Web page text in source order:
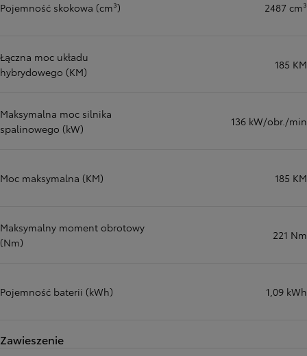
Pojemność skokowa (cm³) 2487 cm³
Łączna moc układu
hybrydowego (KM)
185 KM
Maksymalna moc silnika
spalinowego (kW)
136 kW/obr./min
Moc maksymalna (KM) 185 KM
Maksymalny moment obrotowy
(Nm)
221 Nm
Pojemność baterii (kWh) 1,09 kWh
Zawieszenie